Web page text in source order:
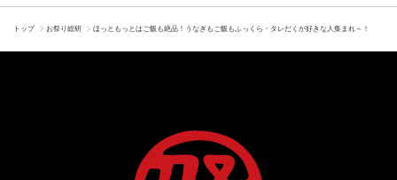
トップ お祭り総研 ほっともっとはご飯も絶品！うなぎもご飯もふっくら・タレだくが好きな人集まれ～！